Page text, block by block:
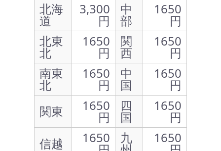
北海
道
3,300
円
中
部
1650
円
北東
北
1650
円
関
西
1650
円
南東
北
1650
円
中
国
1650
円
関東
1650
円
四
国
1650
円
信越
1650 九 1650